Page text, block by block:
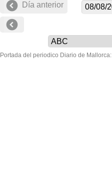
Día anterior
Portada del periodico Diario de Mallorca: